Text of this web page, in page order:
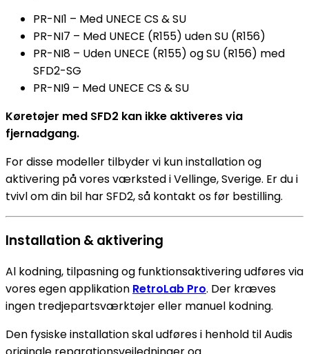
PR-NI1 – Med UNECE CS & SU
PR-NI7 – Med UNECE (R155) uden SU (R156)
PR-NI8 – Uden UNECE (R155) og SU (R156) med
SFD2-SG
PR-NI9 – Med UNECE CS & SU
Køretøjer med SFD2 kan ikke aktiveres via
fjernadgang.
For disse modeller tilbyder vi kun installation og
aktivering på vores værksted i Vellinge, Sverige. Er du i
tvivl om din bil har SFD2, så kontakt os før bestilling.
Installation & aktivering
Al kodning, tilpasning og funktionsaktivering udføres via
vores egen applikation RetroLab Pro. Der kræves
ingen tredjepartsværktøjer eller manuel kodning.
Den fysiske installation skal udføres i henhold til Audis